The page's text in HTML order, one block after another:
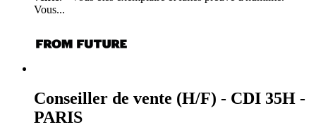
Vous...
Conseiller de vente (H/F) - CDI 35H -
PARIS